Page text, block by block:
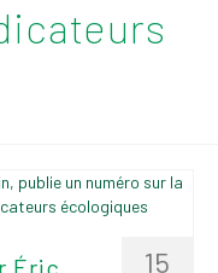
des
et
15
Éric